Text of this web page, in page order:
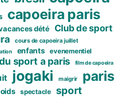
capoeira paris
dété Club de sport
cours de capoeira juillet
enfants evenementiel
sport a paris film de capoeira
jogaki maigrir paris
spectacle sport